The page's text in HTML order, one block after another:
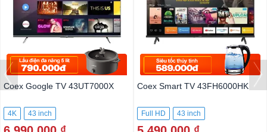
Coex Google TV 43UT7000X
4K 43 inch
Coex Smart TV 43FH6000HK
Full HD 43 inch